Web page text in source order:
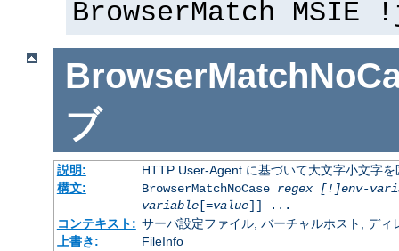
BrowserMatch
ブ
説明:
HTTP User-Agent に基づいて大文字小文字
構文:
BrowserMatchNoCase regex [!]env-
variable[=value]] ...
コンテキスト: サーバ設定ファイル, バーチャルホスト, ディ
上書き:
FileInfo